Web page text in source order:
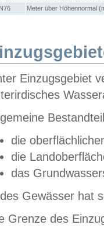
Meter über Höhennormal
Einzugsgebiet
die
die
das
Gewässer hat
Grenze des